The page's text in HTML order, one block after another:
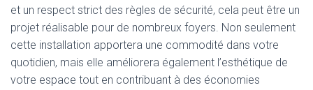
et un respect strict des règles de sécurité, cela peut être un
projet réalisable pour de nombreux foyers. Non seulement
cette installation apportera une commodité dans votre
quotidien, mais elle améliorera également l’esthétique de
votre espace tout en contribuant à des économies